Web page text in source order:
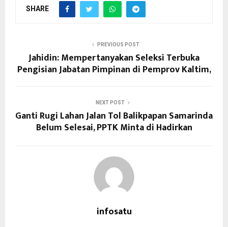
SHARE
PREVIOUS POST
Jahidin: Mempertanyakan Seleksi Terbuka
Pengisian Jabatan Pimpinan di Pemprov Kaltim,
NEXT POST
Ganti Rugi Lahan Jalan Tol Balikpapan Samarinda
Belum Selesai, PPTK Minta di Hadirkan
infosatu